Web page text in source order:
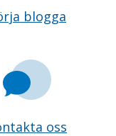
blogga
oss